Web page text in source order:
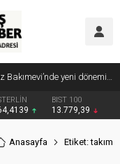
Onikişubat Belediyesi’nin Gündüz Bakımevi’nde yeni dönemin ön kayıtları başladı
BIST 100
13.779,39
Anasayfa Etiket: takım